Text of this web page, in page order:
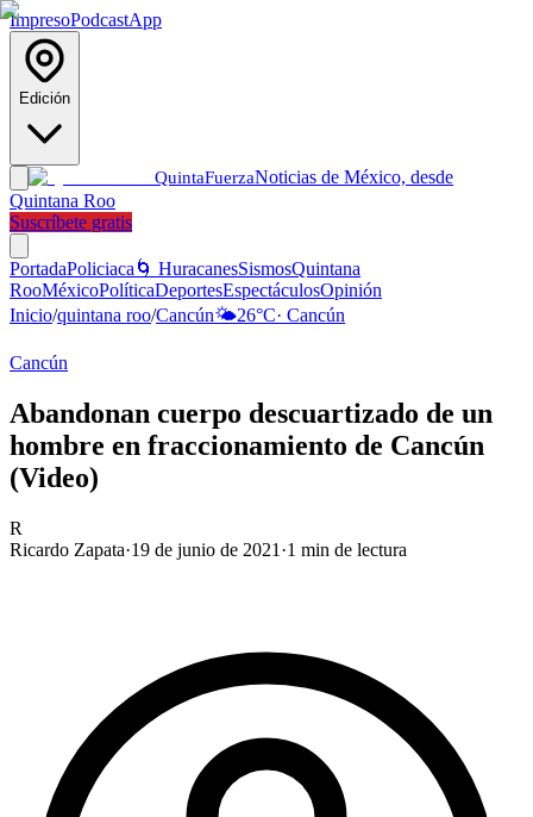
ImpresoPodcastApp
Edición
QuintaFuerzaNoticias de México, desde
Quintana Roo
Suscríbete gratis
PortadaPoliciaca 🌀 HuracanesSismosQuintana
RooMéxicoPolíticaDeportesEspectáculosOpinión
Inicio/quintana roo/Cancún🌤️26°C· Cancún
Cancún
Abandonan cuerpo descuartizado de un
hombre en fraccionamiento de Cancún
(Video)
R
Ricardo Zapata·19 de junio de 2021 ·1 min de lectura